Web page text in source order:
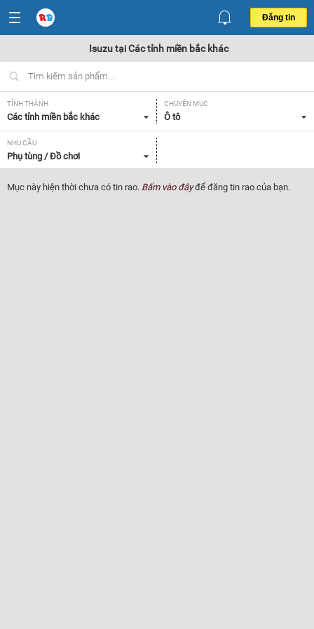
Đăng tin
Isuzu tại Các tỉnh miền bắc khác
TỈNH THÀNH
Các tỉnh miền bắc khác
CHUYÊN MỤC
Ô tô
NHU CẦU
Phụ tùng / Đồ chơi
Mục này hiện thời chưa có tin rao. Bấm vào đâyđể đăng tin rao của bạn.